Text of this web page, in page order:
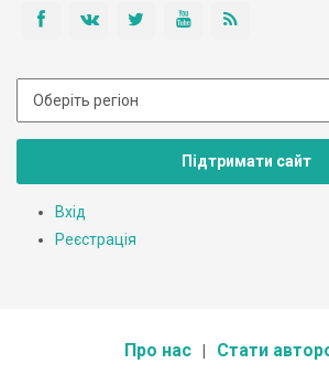
Підтримати сайт
Вхід
Реєстрація
Про нас Стати